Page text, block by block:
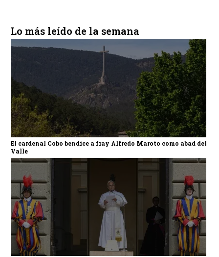
Lo más leído de la semana
El cardenal Cobo bendice a fray Alfredo Maroto como abad del
Valle